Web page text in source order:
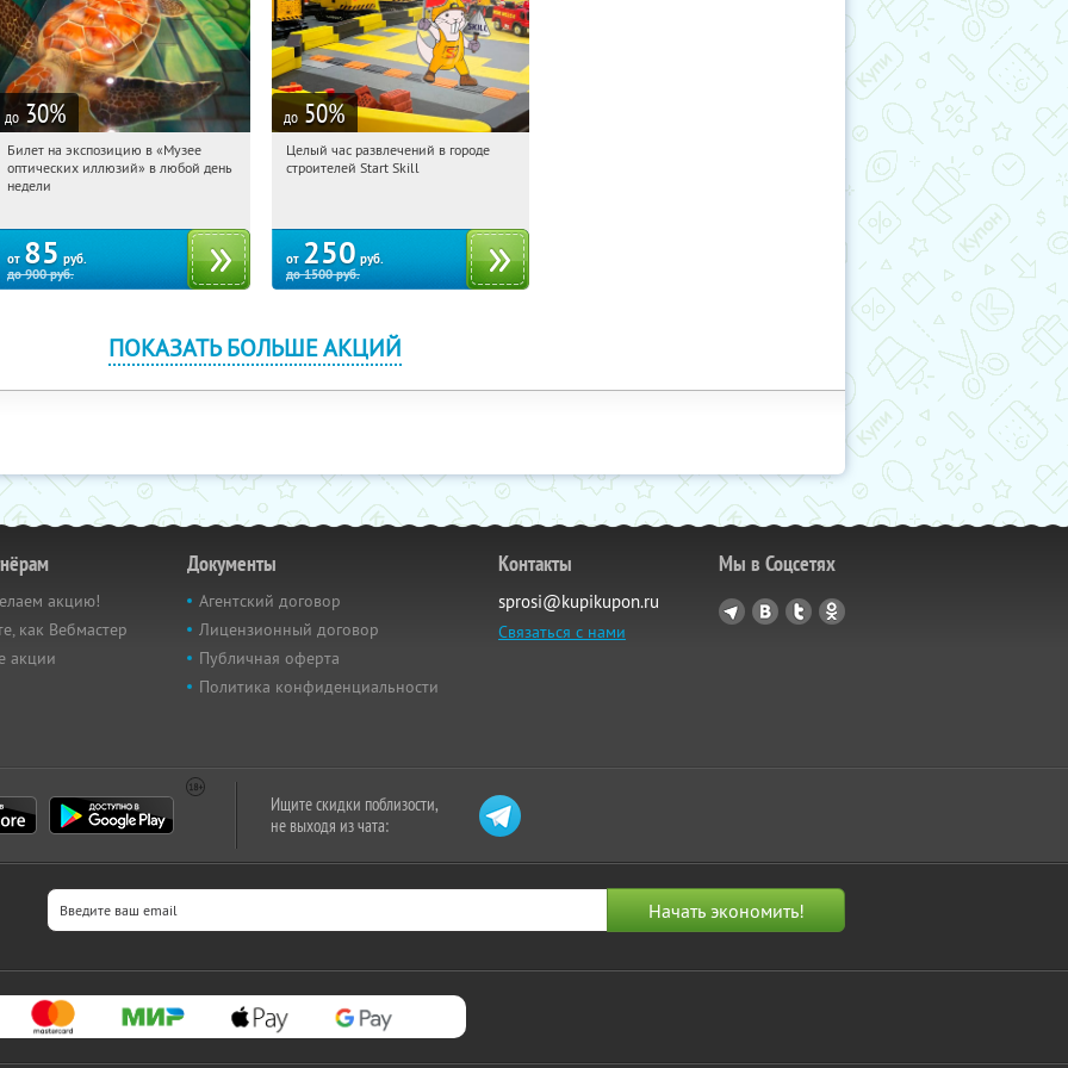
до 30%
17:31:14 Купили:
Воробьёвы горы
Билет на экспозицию в «Музее
оптических иллюзий» в любой день
недели
от 85 руб.
до900руб.
до 50%
17:31:14 Купили:
Целый час развлечений в городе
строителей Start Skill
от 250 руб.
до1500руб.
ПОКАЗАТЬ БОЛЬШЕ АКЦИЙ
акцию!
как Вебмастер
акции
Документы
Агентский договор
Лицензионный договор
Публичная оферта
Политика конфиденциальности
Контакты
sprosi@kupikupon.ru
Связаться с нами
Мы в Соцсетях
Ищите скидки поблизости,
не выходя из чата: